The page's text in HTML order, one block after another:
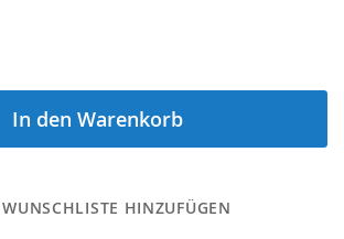
In den Warenkorb
HINZUFÜGEN